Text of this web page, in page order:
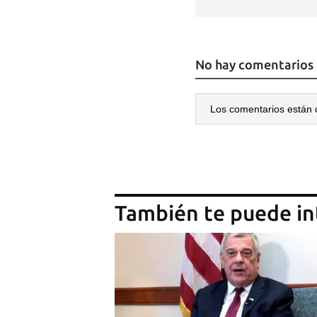
No hay comentarios
Los comentarios están
También te puede